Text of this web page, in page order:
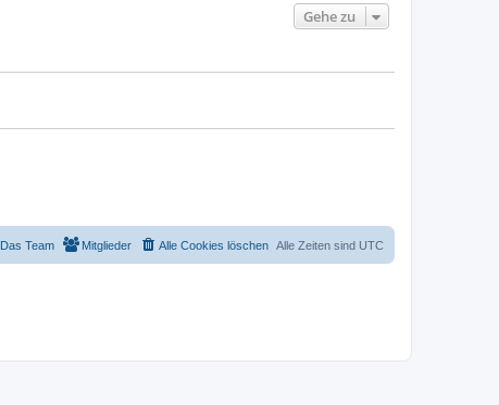
Gehe zu
Alle Zeiten sind UTC
Alle Cookies löschen
Mitglieder
Das Team